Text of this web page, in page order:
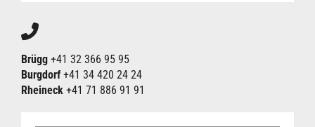
Brügg +41 32 366 95 95
Burgdorf +41 34 420 24 24
Rheineck +41 71 886 91 91